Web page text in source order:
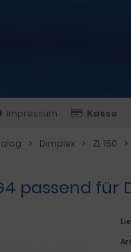
Impressum Kasse
Dimplex ZL 150
passend für